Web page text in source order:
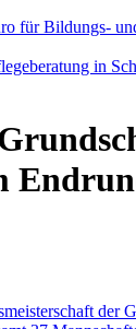
für Bildungs-
in